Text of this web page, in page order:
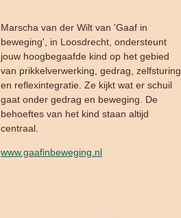
Marscha van der Wilt van 'Gaaf in
beweging', in Loosdrecht, ondersteunt
jouw hoogbegaafde kind op het gebied
van prikkelverwerking, gedrag, zelfsturing
en reflexintegratie. Ze kijkt wat er schuil
gaat onder gedrag en beweging. De
behoeftes van het kind staan altijd
centraal.
www.gaafinbeweging.nl